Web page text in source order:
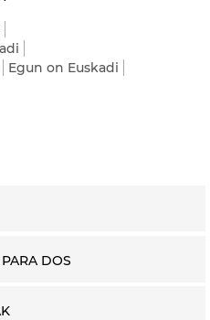
Egun on Euskadi
DOS